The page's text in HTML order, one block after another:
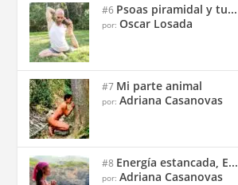
#6 Psoas piramidal y tu...
por:Oscar Losada
#7 Mi parte animal
por:Adriana Casanovas
#8 Energía estancada, E...
por:Adriana Casanovas